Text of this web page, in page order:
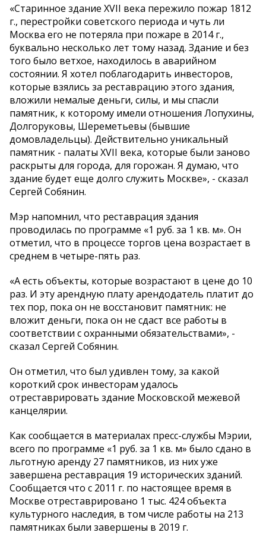
«Старинное здание XVII века пережило пожар 1812
г., перестройки советского периода и чуть ли
Москва его не потеряла при пожаре в 2014 г.,
буквально несколько лет тому назад. Здание и без
того было ветхое, находилось в аварийном
состоянии. Я хотел поблагодарить инвесторов,
которые взялись за реставрацию этого здания,
вложили немалые деньги, силы, и мы спасли
памятник, к которому имели отношения Лопухины,
Долгоруковы, Шереметьевы (бывшие
домовладельцы). Действительно уникальный
памятник - палаты XVII века, которые были заново
раскрыты для города, для горожан. Я думаю, что
здание будет еще долго служить Москве», - сказал
Сергей Собянин.
Мэр напомнил, что реставрация здания
проводилась по программе «1 руб. за 1 кв. м». Он
отметил, что в процессе торгов цена возрастает в
среднем в четыре-пять раз.
«А есть объекты, которые возрастают в цене до 10
раз. И эту арендную плату арендодатель платит до
тех пор, пока он не восстановит памятник: не
вложит деньги, пока он не сдаст все работы в
соответствии с охранными обязательствами», -
сказал Сергей Собянин.
Он отметил, что был удивлен тому, за какой
короткий срок инвесторам удалось
отреставрировать здание Московской межевой
канцелярии.
Как сообщается в материалах пресс-службы Мэрии,
всего по программе «1 руб. за 1 кв. м» было сдано в
льготную аренду 27 памятников, из них уже
завершена реставрация 19 исторических зданий.
Сообщается что с 2011 г. по настоящее время в
Москве отреставрировано 1 тыс. 424 объекта
культурного наследия, в том числе работы на 213
памятниках были завершены в 2019 г.